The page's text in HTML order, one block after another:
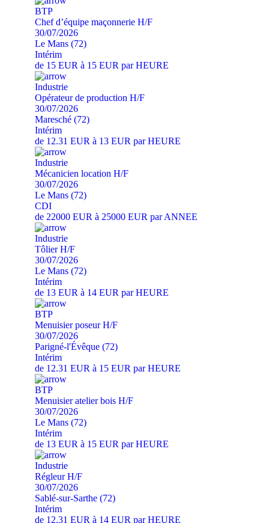
BTP
Chef d’équipe maçonnerie H/F
30/07/2026
Le Mans (72)
Intérim
de 15 EUR à 15 EUR par HEURE
Industrie
Opérateur de production H/F
30/07/2026
Maresché (72)
Intérim
de 12.31 EUR à 13 EUR par HEURE
Industrie
Mécanicien location H/F
30/07/2026
Le Mans (72)
CDI
de 22000 EUR à 25000 EUR par ANNEE
Industrie
Tôlier H/F
30/07/2026
Le Mans (72)
Intérim
de 13 EUR à 14 EUR par HEURE
BTP
Menuisier poseur H/F
30/07/2026
Parigné-l'Évêque (72)
Intérim
de 12.31 EUR à 15 EUR par HEURE
BTP
Menuisier atelier bois H/F
30/07/2026
Le Mans (72)
Intérim
de 13 EUR à 15 EUR par HEURE
Industrie
Régleur H/F
30/07/2026
Sablé-sur-Sarthe (72)
Intérim
de 12.31 EUR à 14 EUR par HEURE